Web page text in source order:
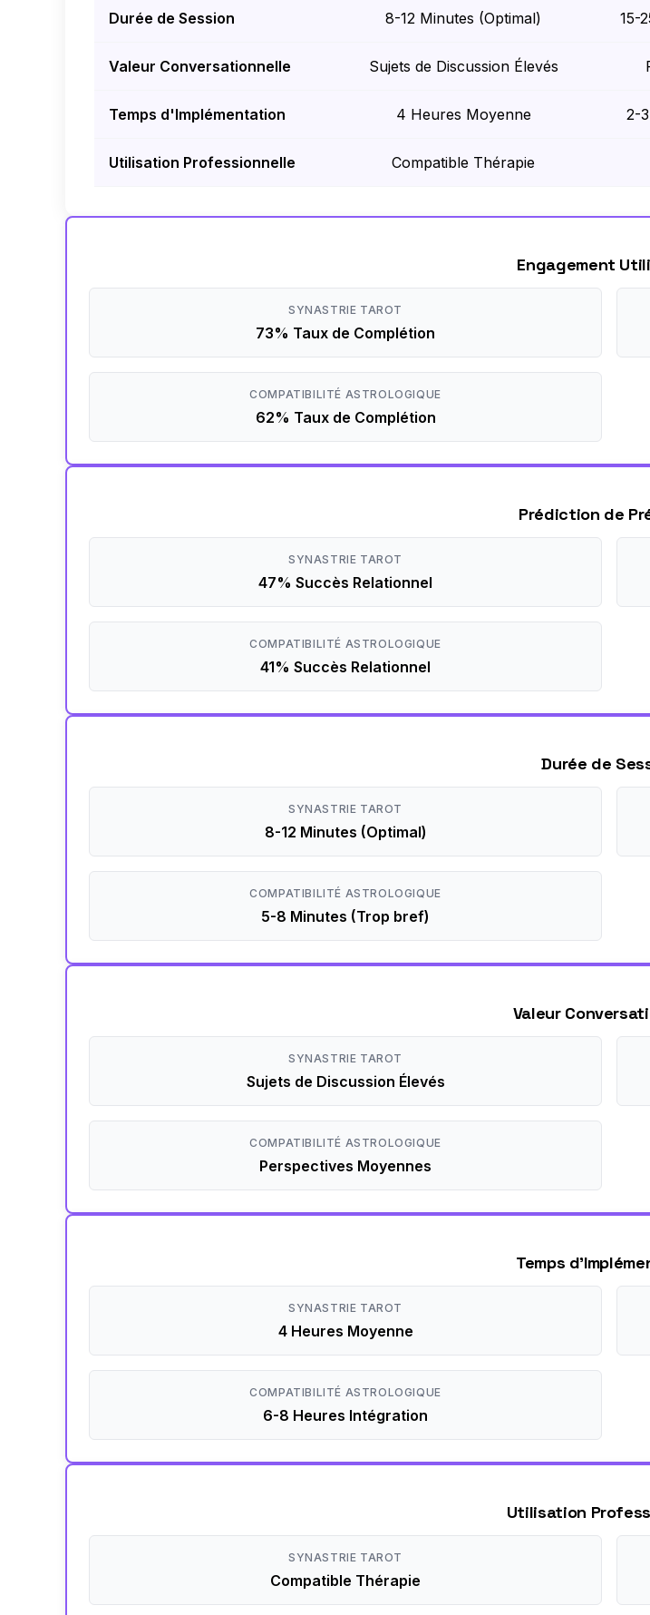
Durée de Session 8-12 Minutes (Optimal) 15-
Valeur Conversationnelle Sujets de Discussion Élevés
Temps d'Implémentation 4 Heures Moyenne 2-
Utilisation Professionnelle Compatible Thérapie
Engagement
SYNASTRIE TAROT
73% Taux de Complétion
COMPATIBILITÉ ASTROLOGIQUE
62% Taux de Complétion
Prédiction de
SYNASTRIE TAROT
47% Succès Relationnel
COMPATIBILITÉ ASTROLOGIQUE
41% Succès Relationnel
Durée de
SYNASTRIE TAROT
8-12 Minutes (Optimal)
COMPATIBILITÉ ASTROLOGIQUE
5-8 Minutes (Trop bref)
Valeur
SYNASTRIE TAROT
Sujets de Discussion Élevés
COMPATIBILITÉ ASTROLOGIQUE
Perspectives Moyennes
Temps
SYNASTRIE TAROT
4 Heures Moyenne
COMPATIBILITÉ ASTROLOGIQUE
6-8 Heures Intégration
Utilisation
SYNASTRIE TAROT
Compatible Thérapie